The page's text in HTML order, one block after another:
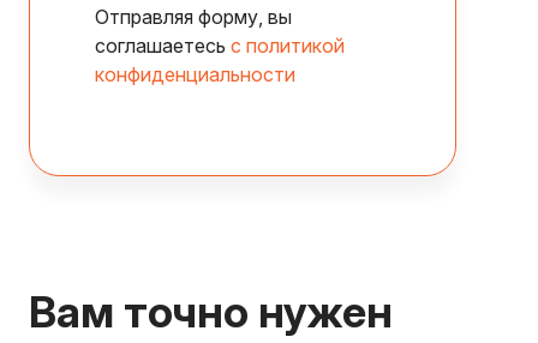
Отправляя форму, вы
соглашаетесь с политикой
конфиденциальности
Вам точно нужен